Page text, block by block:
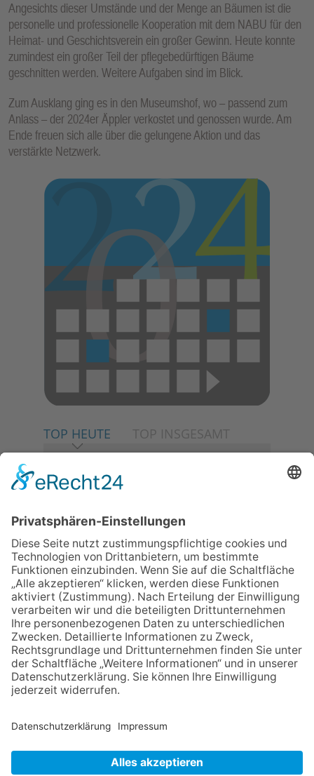
Angesichts dieser Umstände und der Menge an Bäumen ist die
personelle und professionelle Kooperation mit dem NABU für den
Heimat- und Geschichtsverein ein großer Gewinn. Heute konnte
zumindest ein großer Teil der pflegebedürftigen Bäume
geschnitten werden. Weitere Aufgaben sind im Blick.
Zum Ausklang ging es in den Museumshof, wo – passend zum
Anlass – der 2024er Äppler verkostet und genossen wurde. Am
Ende freuen sich alle über die gelungene Aktion und das
verstärkte Netzwerk.
TOP HEUTE TOP INSGESAMT
06.08.2026
Baustellenführung führt auch in
die Zukunft der Stadt
Königstein
06.08.2026
Klinikforum zum Thema
Karpaltunnelsyndrom
06.08.2026
Gewinnspiel zum Start ins
Schuljahr
06.08.2026
„Rock auf der Burg“ lässt
Königstein beben
NACH OBEN